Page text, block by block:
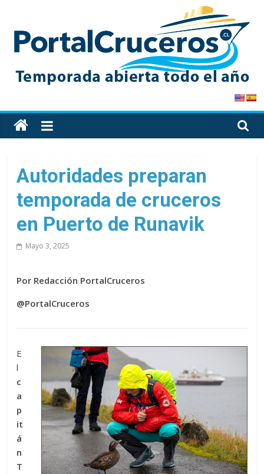
content
PortalCruceros
Toda
la
cruceros
en
solo
Autoridades preparan
temporada de cruceros
en Puerto de Runavik
Mayo 3, 2025
Por Redacción PortalCruceros
@PortalCruceros
E
l
c
a
p
it
á
n
T